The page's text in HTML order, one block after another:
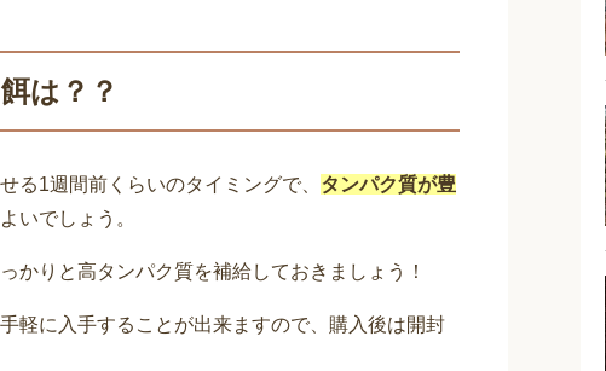
は？？
る1週間前くらいのタイミングで、 タンパク質が豊
いでしょう。
かりと高タンパク質を補給しておきましょう！
軽に入手することが出来ますので、購入後は開封